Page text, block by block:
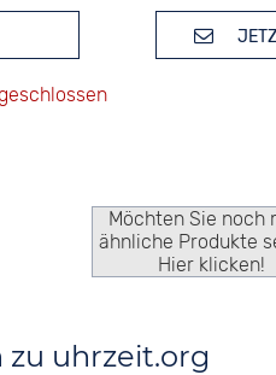
Möchten Sie noch
ähnliche Produkte
Hier klicken!
uhrzeit.org